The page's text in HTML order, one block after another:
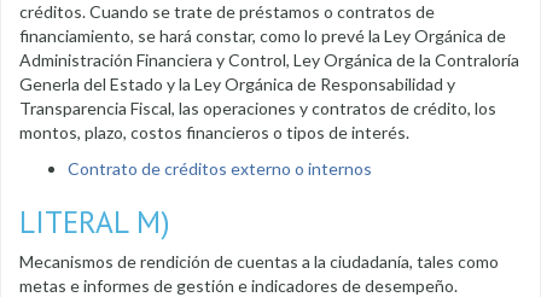
créditos. Cuando se trate de préstamos o contratos de
financiamiento, se hará constar, como lo prevé la Ley Orgánica de
Administración Financiera y Control, Ley Orgánica de la Contraloría
Generla del Estado y la Ley Orgánica de Responsabilidad y
Transparencia Fiscal, las operaciones y contratos de crédito, los
montos, plazo, costos financieros o tipos de interés.
Contrato de créditos externo o internos
LITERAL M)
Mecanismos de rendición de cuentas a la ciudadanía, tales como
metas e informes de gestión e indicadores de desempeño.